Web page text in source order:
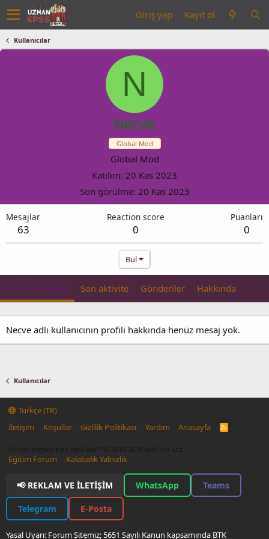
Giriş yap Kayıt ol
Kullanıcılar
N
Necve
Global Mod
Global Mod
Katılım 20 Kas 2023
Son görülme 20 Kas 2023
Mesajlar
63
Reaction score
0
Puanları
0
Bul
Profil mesajları Son aktivite Gönderiler Hakkında
Necve adlı kullanıcının profili hakkında henüz mesaj yok.
Kullanıcılar
Türkçe (TR)
İletişim
Koşullar Gizlilik Politikası Yardım Anasayfa
R
Eğitim Forum Kalabalık Yalnızlık
📢 REKLAM VE İLETIŞIM WhatsApp Teams
Telegram E-Posta
Yasal Uyarı: Forum Sitemiz; 5651 Sayılı Kanun kapsamında BTK